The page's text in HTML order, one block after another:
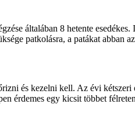
általában 8 hetente
patkolásra, a patákat abban
és kezelni kell. Az évi
érdemes egy kicsit többet